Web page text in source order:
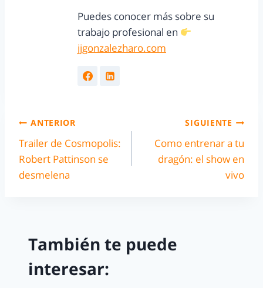
Puedes conocer más sobre su
trabajo profesional en
jjgonzalezharo.com
ANTERIOR
Trailer de Cosmopolis:
Robert Pattinson se
desmelena
SIGUIENTE
Como entrenar a tu
dragón: el show en
vivo
También te puede
interesar: